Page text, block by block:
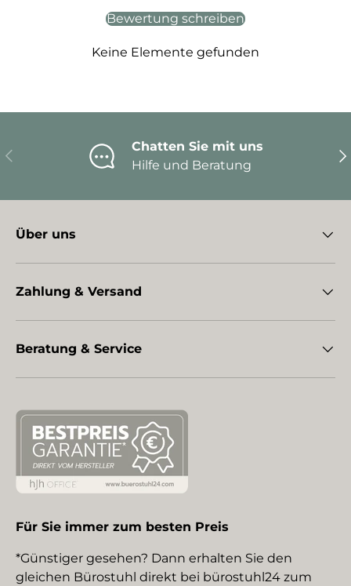
Bewertung schreiben
Keine Elemente gefunden
Vorherige
Chatten Sie mit uns
Hilfe und Beratung
Über uns
Zahlung & Versand
Beratung & Service
Für Sie immer zum besten Preis
*Günstiger gesehen? Dann erhalten Sie den
gleichen Bürostuhl direkt bei bürostuhl24 zum